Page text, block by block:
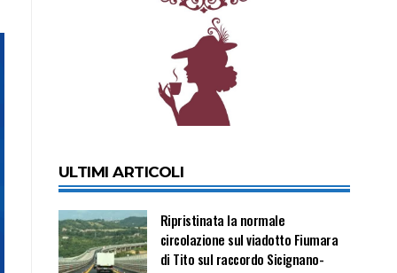
ULTIMI ARTICOLI
Ripristinata la normale
circolazione sul viadotto Fiumara
di Tito sul raccordo Sicignano-